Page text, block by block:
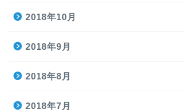
2018年10月
2018年9月
2018年8月
2018年7月